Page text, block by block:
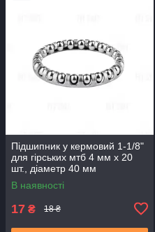
Підшипник у кермовий 1-1/8"
для гірських мтб 4 мм х 20
шт., діаметр 40 мм
В наявності
17 ₴ 18 ₴